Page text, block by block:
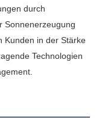
durch
Sonnenerzeugung
Kunden in der Stärke
Technologien